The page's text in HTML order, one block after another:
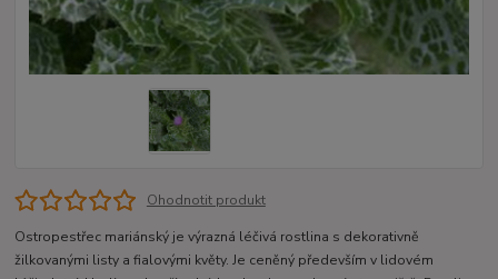
Ohodnotit produkt
Ostropestřec mariánský je výrazná léčivá rostlina s dekorativně
žilkovanými listy a fialovými květy. Je ceněný především v lidovém